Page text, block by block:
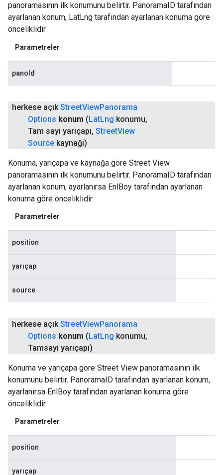
panoramasının ilk konumunu belirtir. PanoramaID tarafından
ayarlanan konum, LatLng tarafından ayarlanan konuma göre
önceliklidir
Parametreler
panoId
herkese açık StreetViewPanorama
Options konum (LatLng konumu,
Tam sayı yarıçapı, StreetView
Source kaynağı)
Konuma, yarıçapa ve kaynağa göre Street View
panoramasının ilk konumunu belirtir. PanoramaID tarafından
ayarlanan konum, ayarlanırsa EnlBoy tarafından ayarlanan
konuma göre önceliklidir
Parametreler
position
yarıçap
source
herkese açık StreetViewPanorama
Options konum (LatLng konumu,
Tamsayı yarıçapı)
Konuma ve yarıçapa göre Street View panoramasının ilk
konumunu belirtir. PanoramaID tarafından ayarlanan konum,
ayarlanırsa EnlBoy tarafından ayarlanan konuma göre
önceliklidir
Parametreler
position
yarıçap